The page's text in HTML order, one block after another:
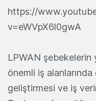
https://
v=eWVpX6l0gwA
LPWAN şebekelerin
önemli iş
geliştirmesi ve iş